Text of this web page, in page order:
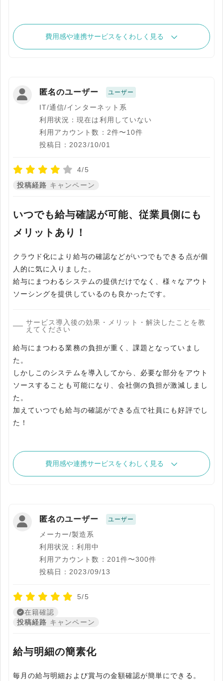
費用感や連携サービスをくわしく見る
匿名のユーザー ユーザー
IT/通信/インターネット系
利用状況：現在は利用していない
利用アカウント数：2件〜10件
投稿日：2023/10/01
4/5
投稿経路 キャンペーン
いつでも給与確認が可能、従業員側にも
メリットあり！
クラウド化により給与の確認などがいつでもできる点が個
人的に気に入りました。
給与にまつわるシステムの提供だけでなく、様々なアウト
サービス導入後の効果・メリット・解決したことを教
えてください
給与にまつわる業務の負担が重く、課題となっていまし
た。
しかしこのシステムを導入してから、必要な部分をアウト
ソースすることも可能になり、会社側の負担が激減しまし
た。
加えていつでも給与の確認ができる点で社員にも好評でし
た！
費用感や連携サービスをくわしく見る
匿名のユーザー ユーザー
メーカー/製造系
利用状況：利用中
利用アカウント数：201件〜300件
投稿日：2023/09/13
5/5
在籍確認
投稿経路 キャンペーン
給与明細の簡素化
毎月の給与明細および賞与の金額確認が簡単にできる。